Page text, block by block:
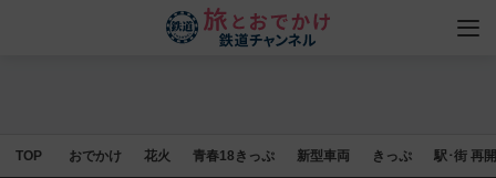
TOP おでかけ 花火 青春18きっぷ 新型車両 きっぷ 駅･街 再